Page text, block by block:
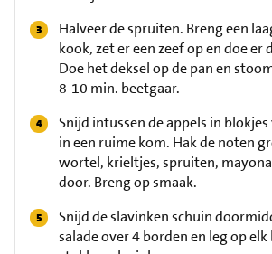
Halveer de spruiten. Breng een
kook, zet er een zeef op en doe er
Doe het deksel op de pan en
8-10 min. beetgaar.
Snijd intussen de appels in blokjes
in een ruime kom. Hak de noten
wortel, krieltjes, spruiten,
door. Breng op smaak.
Snijd de slavinken schuin
salade over 4 borden en leg op